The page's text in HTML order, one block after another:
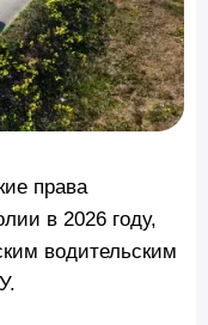
права
в 2026 году,
водительским